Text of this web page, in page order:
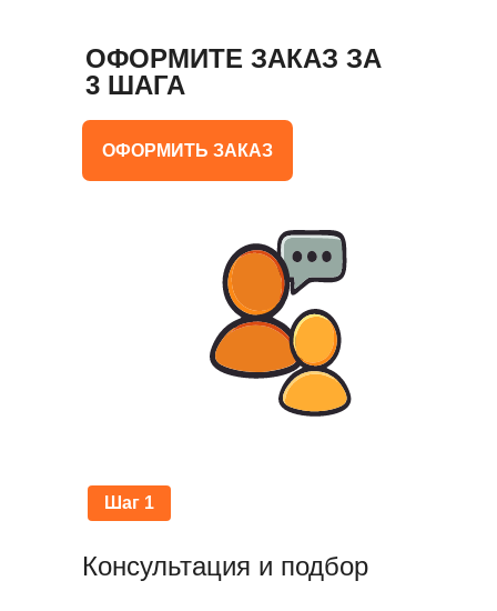
ОФОРМИТЕ ЗАКАЗ ЗА
3 ШАГА
Шаг 1
Консультация и подбор
ОФОРМИТЬ ЗАКАЗ